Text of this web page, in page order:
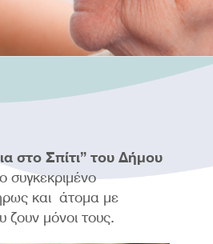
στο Σπίτι” του Δήμου
συγκεκριμένο
και άτομα με
ζουν μόνοι τους.